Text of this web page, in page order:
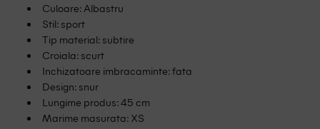
Culoare: Albastru
Stil: sport
Tip material: subtire
Croiala: scurt
Inchizatoare imbracaminte: fata
Design: snur
Lungime produs: 45 cm
Marime masurata: XS